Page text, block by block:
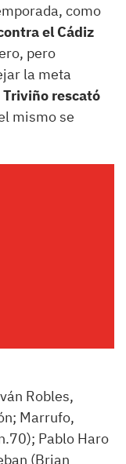
como
el Cádiz
pero
la meta
Triviño rescató
mismo se
Robles,
Marrufo,
Pablo Haro
(Brian